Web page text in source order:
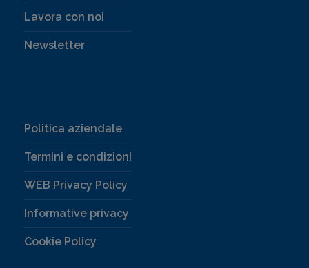
Lavora con noi
Newsletter
Politica aziendale
Termini e condizioni
WEB Privacy Policy
Informative privacy
Cookie Policy